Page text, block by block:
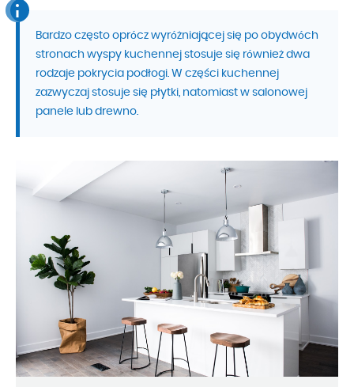
Bardzo często oprócz wyróżniającej się po obydwóch
stronach wyspy kuchennej stosuje się również dwa
rodzaje pokrycia podłogi. W części kuchennej
zazwyczaj stosuje się płytki, natomiast w salonowej
panele lub drewno.